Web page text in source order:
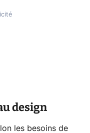
design
les besoins de